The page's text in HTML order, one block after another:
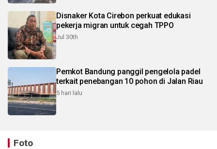
Disnaker Kota Cirebon perkuat edukasi
pekerja migran untuk cegah TPPO
Jul 30th
Pemkot Bandung panggil pengelola padel
terkait penebangan 10 pohon di Jalan Riau
5 hari lalu
Foto